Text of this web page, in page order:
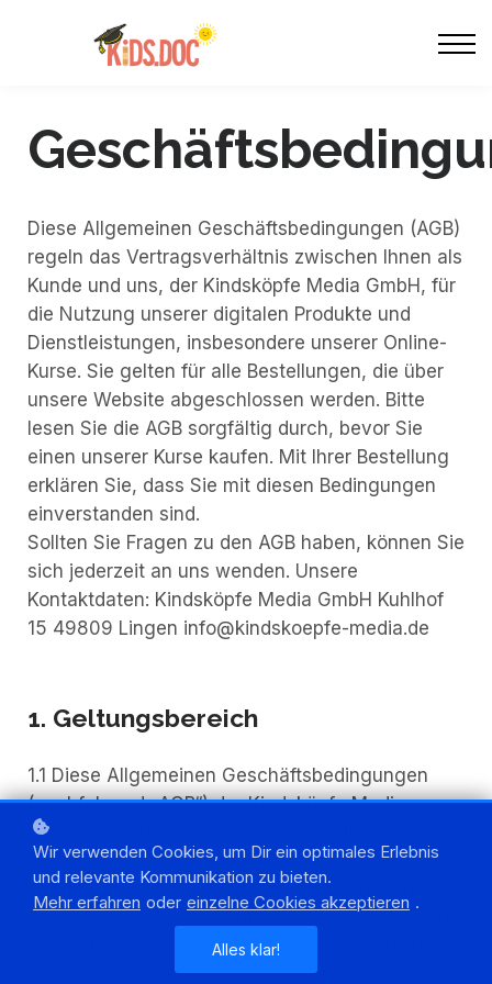
Über uns
Diese Allgemeinen Geschäftsbedingungen (AGB)
regeln das Vertragsverhältnis zwischen Ihnen als
Kunde und uns, der Kindsköpfe Media GmbH, für
die Nutzung unserer digitalen Produkte und
Dienstleistungen, insbesondere unserer Online-
Kurse. Sie gelten für alle Bestellungen, die über
unsere Website abgeschlossen werden. Bitte
lesen Sie die AGB sorgfältig durch, bevor Sie
einen unserer Kurse kaufen. Mit Ihrer Bestellung
erklären Sie, dass Sie mit diesen Bedingungen
einverstanden sind.
Sollten Sie Fragen zu den AGB haben, können Sie
sich jederzeit an uns wenden. Unsere
Kontaktdaten: Kindsköpfe Media GmbH Kuhlhof
15 49809 Lingen info@kindskoepfe-media.de
1. Geltungsbereich
1.1 Diese Allgemeinen Geschäftsbedingungen
(nachfolgend „AGB“) der Kindsköpfe Media
GmbH (nachfolgend „Verkäufer“) gelten für alle
Verträge zur Lieferung von Waren, die ein
Verbraucher oder Unternehmer (nachfolgend
„Kunde“) mit dem Verkäufer hinsichtlich der vom
Verkäufer in seinem Online-Shop dargestellte
Waren abschließt. Hiermit wird die Einbeziehung
Wir verwenden Cookies, um Dir ein optimales Erlebnis
und relevante Kommunikation zu bieten.
Mehr erfahren oder einzelne Cookies akzeptieren .
Alles klar!